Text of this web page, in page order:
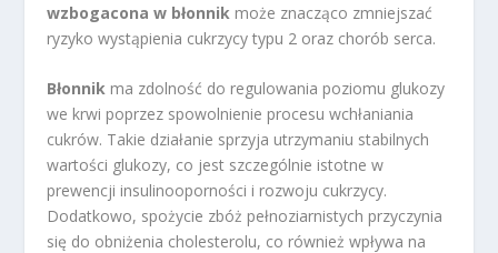
wzbogacona w błonnik może znacząco zmniejszać
ryzyko wystąpienia cukrzycy typu 2 oraz chorób serca.
Błonnik ma zdolność do regulowania poziomu glukozy
we krwi poprzez spowolnienie procesu wchłaniania
cukrów. Takie działanie sprzyja utrzymaniu stabilnych
wartości glukozy, co jest szczególnie istotne w
prewencji insulinooporności i rozwoju cukrzycy.
Dodatkowo, spożycie zbóż pełnoziarnistych przyczynia
się do obniżenia cholesterolu, co również wpływa na